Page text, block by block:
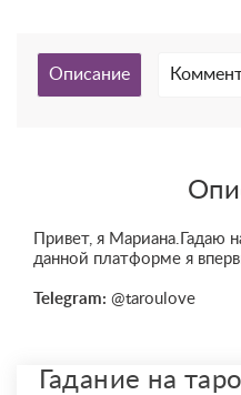
Описание
Привет, я Мариана.Гадаю
данной платформе я
Telegram: @taroulove
Гадание на